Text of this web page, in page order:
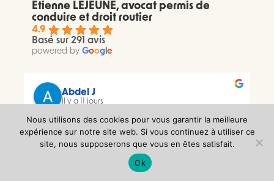
Etienne LEJEUNE, avocat permis de
conduire et droit routier
4.9
Basé sur 291 avis
powered by Google
Abdel J
il y a 11 jours
J’ai contacté Maître Lejeune après avoir reçu un
mail de la préfecture m’informant de l’invalidation
de mon permis de conduire pour solde de points
nul, alors que je n’avais jamais reçu la lettre 48
Nous utilisons des cookies pour vous garantir la meilleure
expérience sur notre site web. Si vous continuez à utiliser ce
site, nous supposerons que vous en êtes satisfait.
Ok